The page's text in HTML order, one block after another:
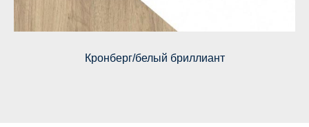
Кронберг/белый бриллиант